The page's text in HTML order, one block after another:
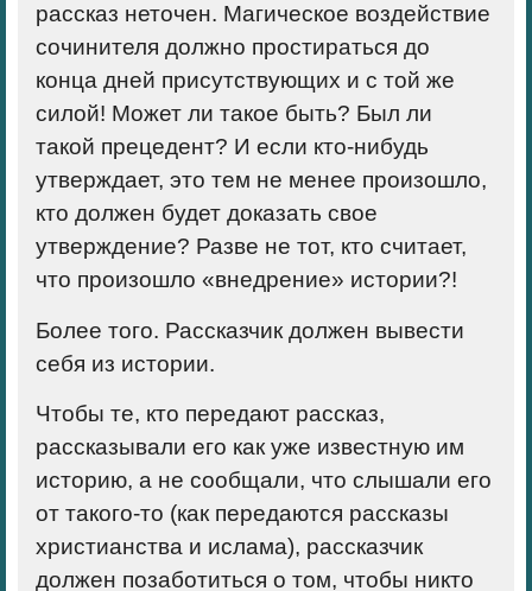
рассказ неточен. Магическое воздействие
сочинителя должно простираться до
конца дней присутствующих и с той же
силой! Может ли такое быть? Был ли
такой прецедент? И если кто-нибудь
утверждает, это тем не менее произошло,
кто должен будет доказать свое
утверждение? Разве не тот, кто считает,
что произошло «внедрение» истории?!
Более того. Рассказчик должен вывести
себя из истории.
Чтобы те, кто передают рассказ,
рассказывали его как уже известную им
историю, а не сообщали, что слышали его
от такого-то (как передаются рассказы
христианства и ислама), рассказчик
должен позаботиться о том, чтобы никто